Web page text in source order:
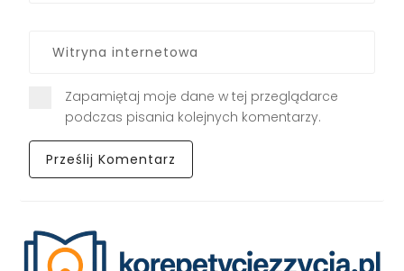
Zapamiętaj moje dane w tej przeglądarce
podczas pisania kolejnych komentarzy.